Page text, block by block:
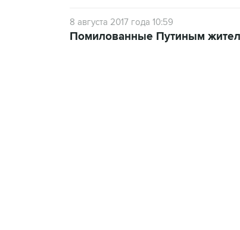
8 августа 2017 года 10:59
Помилованные Путиным